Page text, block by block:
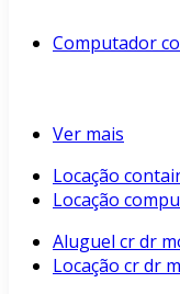
Computador
Ver mais
Locação
Locação
Aluguel cr dr
Locação cr dr